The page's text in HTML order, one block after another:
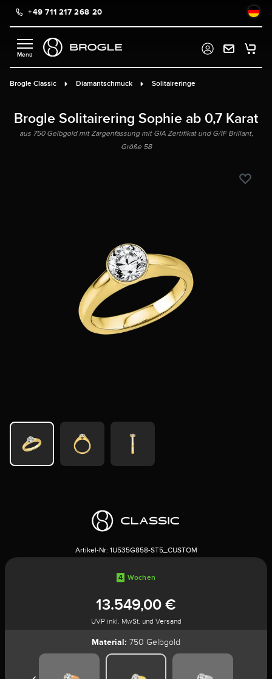
springen
+49 711 217 268 20
Brogle Classic Diamantschmuck Solitaireringe
Brogle Solitairering Sophie ab 0,7 Karat
aus 750 Gelbgold mit Zargenfassung mit GIA Zertifikat und G/IF Brillant,
Größe 58
Artikel-Nr: 1U535G858-ST5_CUSTOM
4 Wochen
13.549,00 €
UVP inkl. MwSt. und Versand
Material: 750 Gelbgold